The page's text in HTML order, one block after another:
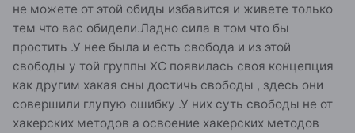
не можете от этой обиды избавится и живете только
тем что вас обидели.Ладно сила в том что бы
простить .У нее была и есть свобода и из этой
свободы у той группы ХС появилась своя концепция
как другим хакая сны достичь свободы , здесь они
совершили глупую ошибку .У них суть свободы не от
хакерских методов а освоение хакерских методов